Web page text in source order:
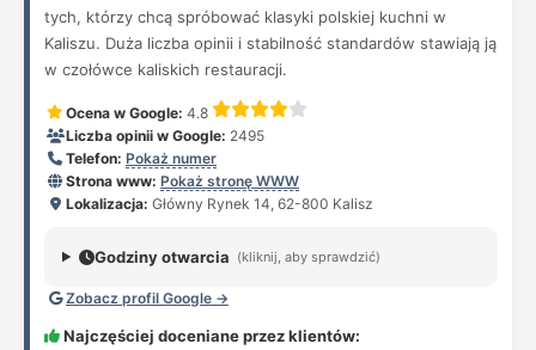
tych, którzy chcą spróbować klasyki polskiej kuchni w
Kaliszu. Duża liczba opinii i stabilność standardów stawiają ją
w czołówce kaliskich restauracji.
Ocena w Google: 4.8
Liczba opinii w Google: 2495
Telefon: Pokaż numer
Strona www: Pokaż stronę WWW
Lokalizacja: Główny Rynek 14, 62-800 Kalisz
Godziny otwarcia (kliknij, aby sprawdzić)
Zobacz profil Google →
Najczęściej doceniane przez klientów: